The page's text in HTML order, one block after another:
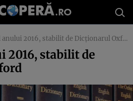
2016, stabilit de Dicţionarul Oxford
2016, stabilit de